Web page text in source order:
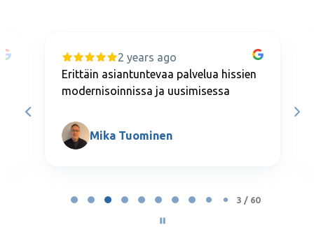
2 years ago
Erittäin asiantuntevaa palvelua hissien
modernisoinnissa ja uusimisessa
Mika Tuominen
3 / 60